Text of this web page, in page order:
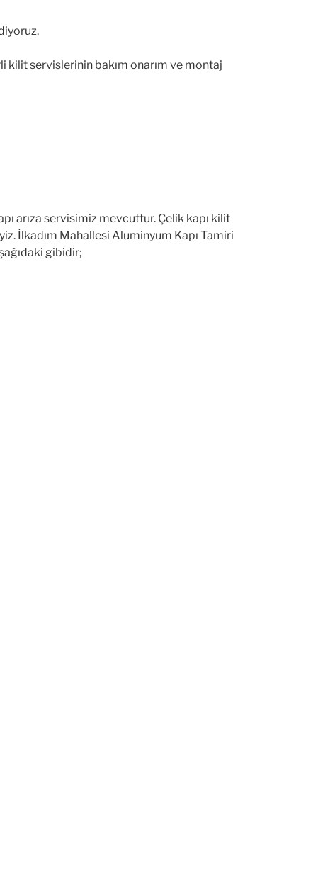
servislerinin bakım onarım ve montaj
arıza servisimiz mevcuttur. Çelik kapı kilit
İlkadım Mahallesi Aluminyum Kapı Tamiri
gibidir;